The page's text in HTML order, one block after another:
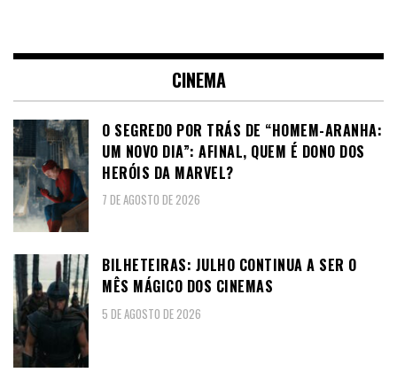
CINEMA
O SEGREDO POR TRÁS DE “HOMEM-ARANHA:
UM NOVO DIA”: AFINAL, QUEM É DONO DOS
HERÓIS DA MARVEL?
7 DE AGOSTO DE 2026
BILHETEIRAS: JULHO CONTINUA A SER O
MÊS MÁGICO DOS CINEMAS
5 DE AGOSTO DE 2026